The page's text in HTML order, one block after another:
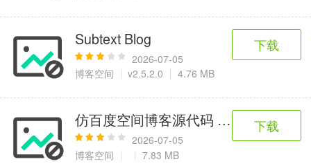
Subtext Blog
2026-07-05
博客空间
v2.5.2.0 4.76 MB
下载
仿百度空间博客源代码 (课程设计 3层
2026-07-05
博客空间
7.83 MB
下载